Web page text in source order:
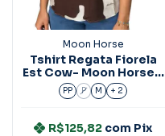
Moon Horse
Tshirt Regata Fiorela
Est Cow- Moon Horse -
V139
PP P M + 2
R$125,82 com Pix